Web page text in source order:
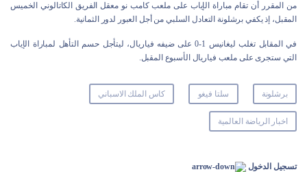
من المقرر أن تقام مباراة الإياب على ملعب كامب نو معقل الفريق الكاتالوني الخميس
المقبل، إذ يكفي برشلونة التعادل السلبي من أجل العبور لدور الثمانية.
في المقابل تغلب ليغانيس 1-0 على ضيفه فياريال، ليتأجل حسم التأهل لمباراة الإياب
التي ستجرى على ملعب فياريال الأسبوع المقبل.
برشلونة سلتا فيغو كاس الملك الاسباني
اخبار الرياضة العالمية
تسجيل الدخول